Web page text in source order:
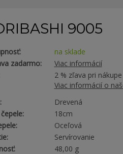
9005
na sklade
zadarmo:
Viac informácií
2 % zľava pri
Viac informácií o
Drevená
18cm
Oceľová
Servírovanie
48,00 g